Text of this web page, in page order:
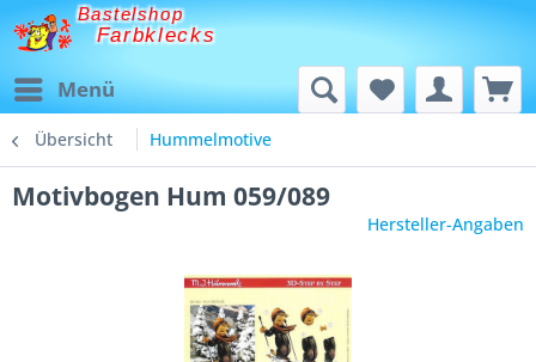
Bastelshop
Farbklecks
Menü
Übersicht Hummelmotive
Motivbogen Hum 059/089
Hersteller-Angaben